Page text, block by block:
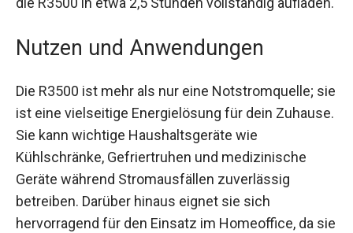
Nutzen und Anwendungen
Die R3500 ist mehr als nur eine Notstromquelle; sie
ist eine vielseitige Energielösung für dein Zuhause.
Sie kann wichtige Haushaltsgeräte wie
Kühlschränke, Gefriertruhen und medizinische
Geräte während Stromausfällen zuverlässig
betreiben. Darüber hinaus eignet sie sich
hervorragend für den Einsatz im Homeoffice, da sie